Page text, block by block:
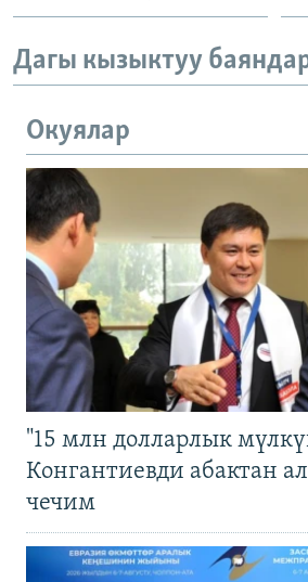
Дагы кызыктуу
Окуялар
"15 млн долларлык
Конгантиевди абактан
чечим